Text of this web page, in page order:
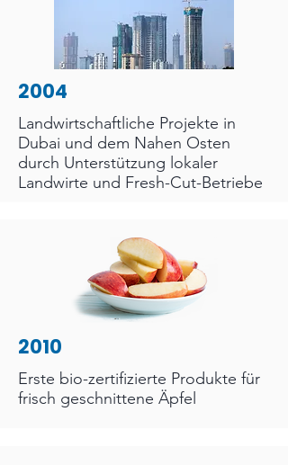
2004
Landwirtschaftliche Projekte in
Dubai und dem Nahen Osten
durch Unterstützung lokaler
Landwirte und Fresh-Cut-Betriebe
2010
Erste bio-zertifizierte Produkte für
frisch geschnittene Äpfel